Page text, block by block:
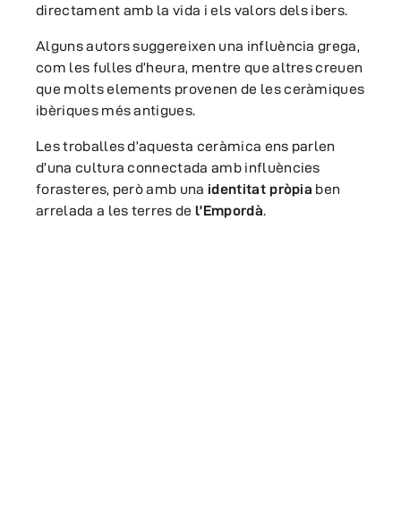
directament amb la vida i els valors dels ibers.
Alguns autors suggereixen una influència grega,
com les fulles d’heura, mentre que altres creuen
que molts elements provenen de les ceràmiques
ibèriques més antigues.
Les troballes d’aquesta ceràmica ens parlen
d’una cultura connectada amb influències
forasteres, però amb una identitat pròpia ben
arrelada a les terres del’Empordà.